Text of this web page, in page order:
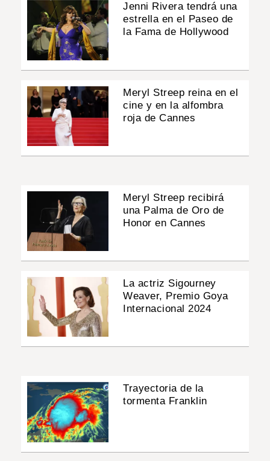
Jenni Rivera tendrá una
estrella en el Paseo de
la Fama de Hollywood
Meryl Streep reina en el
cine y en la alfombra
roja de Cannes
Meryl Streep recibirá
una Palma de Oro de
Honor en Cannes
La actriz Sigourney
Weaver, Premio Goya
Internacional 2024
Trayectoria de la
tormenta Franklin